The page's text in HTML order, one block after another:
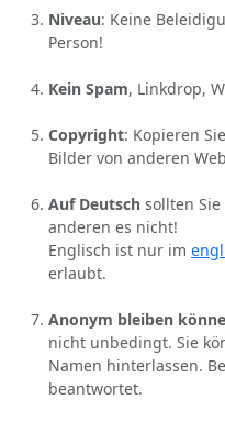
Niveau: Keine
Person!
Kein Spam, Linkdrop,
Copyright: Kopieren
Bilder von anderen
Auf Deutsch sollten
anderen es nicht!
Englisch ist nur im
erlaubt.
Anonym bleiben
nicht unbedingt. Sie
Namen hinterlassen.
beantwortet.